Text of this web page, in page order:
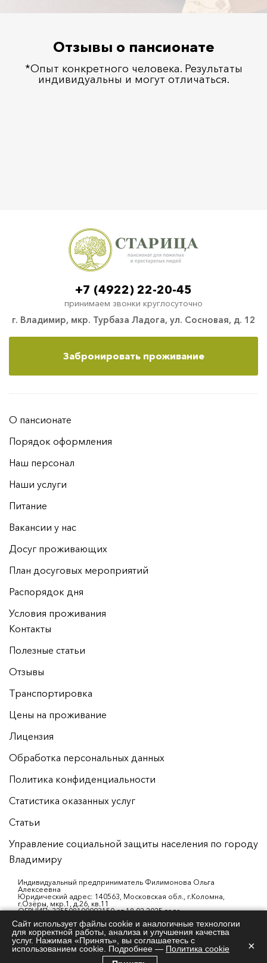
Отзывы о пансионате
*Опыт конкретного человека. Результаты
индивидуальны и могут отличаться.
г. Владимир, мкр. Турбаза Ладога, ул. Сосновая, д. 12
+7 (4922) 22-20-45
принимаем звонки круглосуточно
Забронировать проживание
О пансионате
Порядок оформления
Наш персонал
Наши услуги
Питание
Вакансии у нас
Досуг проживающих
План досуговых мероприятий
Распорядок дня
Условия проживания
Контакты
Полезные статьи
Отзывы
Транспортировка
Цены на проживание
Лицензия
Обработка персональных данных
Политика конфиденциальности
Статистика оказанных услуг
Статьи
Управление социальной защиты населения по городу
Владимиру
Индивидуальный предприниматель Филимонова Ольга
Алексеевна
Юридический адрес: 140563, Московская обл., г.Коломна,
г.Озёры, мкр.1, д.26, кв.11
ОГРНИП: 325508100093150 от 18.02.2025 года
р/с: 40802810101530002356
АО «АЛЬФА-БАНК»
БИК: 044525593
к/с: 30101810200000000593
Сайт использует файлы cookie и аналогичные технологии
для корректной работы, анализа и улучшения качества
услуг. Нажимая «Принять», вы соглашаетесь с
использованием cookie. Подробнее — Политика cookie
×